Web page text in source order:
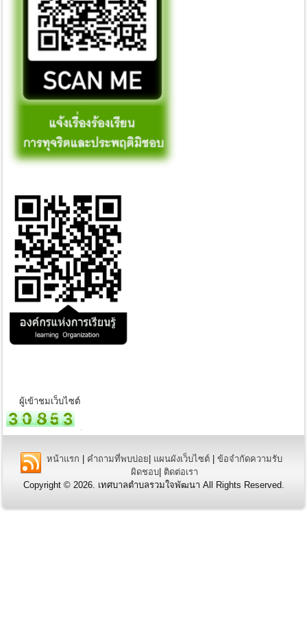
ผู้เข้าชมเว็บไซต์
หน้าแรก คำถามที่พบบ่อย แผนผังเว็บไซต์
ข้อจำกัดความรับ
ผิดชอบ ติดต่อเรา
Copyright © 2026. เทศบาลตำบลรวมใจพัฒนา All Rights Reserved.